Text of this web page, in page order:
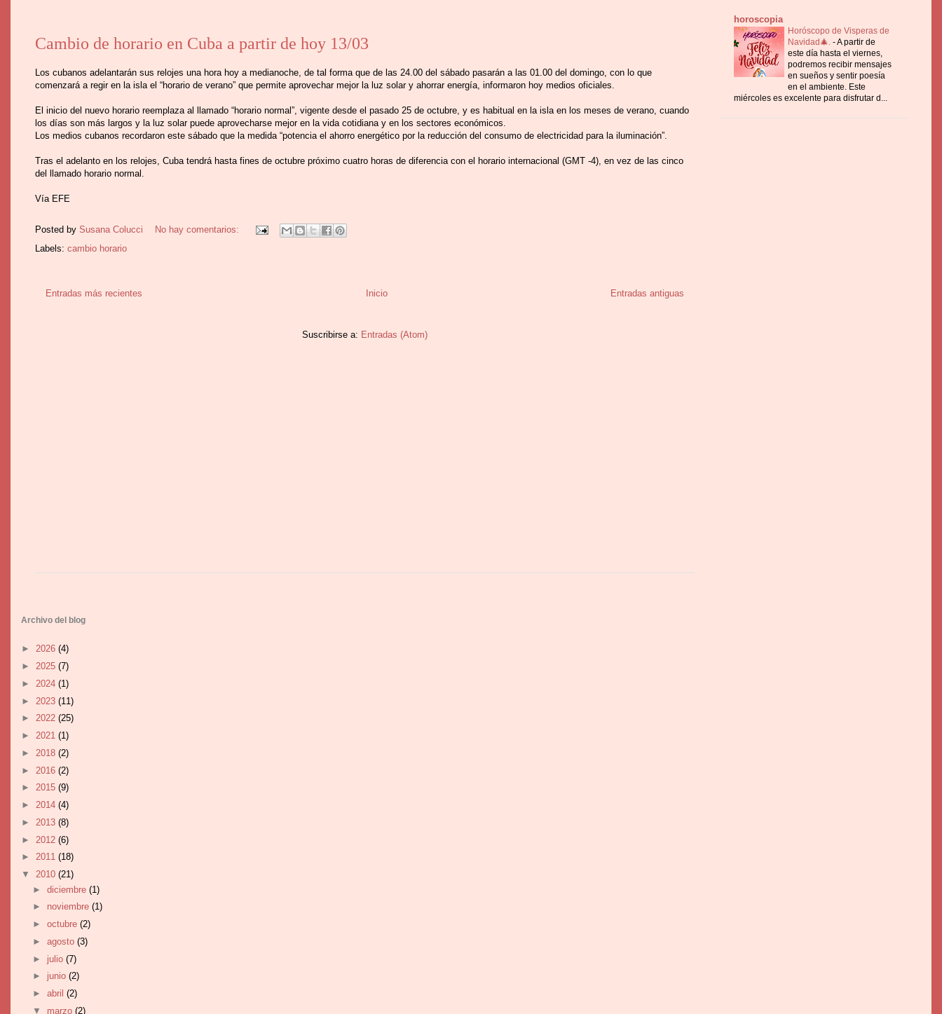
Cambio de horario en Cuba a partir de hoy 13/03
Los cubanos adelantarán sus relojes una hora hoy a medianoche, de tal forma que de las 24.00 del sábado pasarán a las 01.00 del domingo, con lo que
comenzará a regir en la isla el “horario de verano” que permite aprovechar mejor la luz solar y ahorrar energía, informaron hoy medios oficiales.
El inicio del nuevo horario reemplaza al llamado “horario normal”, vigente desde el pasado 25 de octubre, y es habitual en la isla en los meses de verano, cuando
los días son más largos y la luz solar puede aprovecharse mejor en la vida cotidiana y en los sectores económicos.
Los medios cubanos recordaron este sábado que la medida “potencia el ahorro energético por la reducción del consumo de electricidad para la iluminación”.
Tras el adelanto en los relojes, Cuba tendrá hasta fines de octubre próximo cuatro horas de diferencia con el horario internacional (GMT -4), en vez de las cinco
del llamado horario normal.
Vía EFE
Posted by Susana Colucci
No hay comentarios:
Labels: cambio horario
Entradas más recientes Entradas antiguas
Inicio
Suscribirse a: Entradas (Atom)
horoscopia
Horóscopo de Visperas de
Navidad🎄. -A partir de
este día hasta el viernes,
podremos recibir mensajes
en sueños y sentir poesía
en el ambiente. Este
miércoles es excelente para disfrutar d...
Archivo del blog
► 2026 (4)
► 2025 (7)
► 2024 (1)
► 2023 (11)
► 2022 (25)
► 2021 (1)
► 2018 (2)
► 2016 (2)
► 2015 (9)
► 2014 (4)
► 2013 (8)
► 2012 (6)
► 2011 (18)
▼ 2010 (21)
► diciembre (1)
► noviembre (1)
► octubre (2)
► agosto (3)
► julio (7)
► junio (2)
► abril (2)
▼ marzo (2)